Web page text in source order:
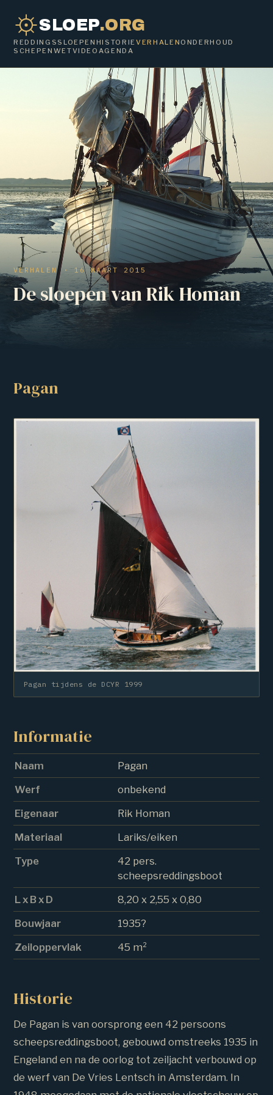
SLOEP.ORG
REDDINGSSLOEPEN HISTORIEVERHALENONDERHOUD
SCHEPENWETVIDEO AGENDA
VERHALEN · 16 MAART 2015
De sloepen van Rik Homan
Pagan
Pagan tijdens de DCYR 1999
Informatie
Naam
Pagan
Werf
onbekend
Eigenaar
Rik Homan
Materiaal
Lariks/eiken
Type
42 pers.
scheepsreddingsboot
L x B x D
8,20 x 2,55 x 0,80
Bouwjaar
1935?
Zeiloppervlak
45 m²
Historie
De Pagan is van oorsprong een 42 persoons
scheepsreddingsboot, gebouwd omstreeks 1935 in
Engeland en na de oorlog tot zeiljacht verbouwd op
de werf van De Vries Lentsch in Amsterdam. In